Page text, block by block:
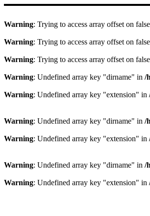
Warning: Trying to access array offset on
Warning: Trying to access array offset on
Warning: Trying to access array offset on
Warning: Undefined array key "dirname" in /
Warning: Undefined array key "extension" in
Warning: Undefined array key "dirname" in /
Warning: Undefined array key "extension" in
Warning: Undefined array key "dirname" in /
Warning: Undefined array key "extension" in